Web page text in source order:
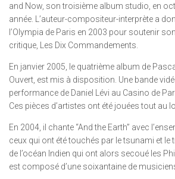
and Now, son troisième album studio, en
année. L’auteur-compositeur-interprète a
l’Olympia de Paris en 2003 pour soutenir
critique, Les Dix Commandements.
En janvier 2005, le quatrième album de
Ouvert, est mis à disposition. Une bande
performance de Daniel Lévi au Casino de
Ces pièces d’artistes ont été jouées tout au
En 2004, il chante “And the Earth” avec
ceux qui ont été touchés par le tsunami et le
de l’océan Indien qui ont alors secoué les
est composé d’une soixantaine de